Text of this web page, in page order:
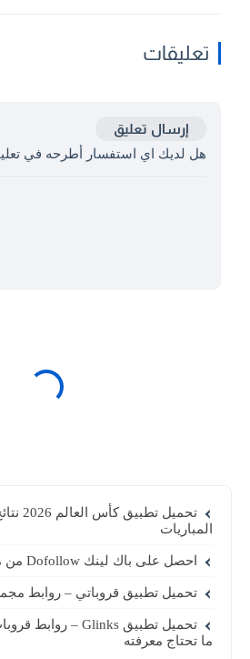
تعليقات
إرسال تعليق
هل لديك اي استفسار أطرحه في
تحميل
المباريات
احصل على باك لينك Dofollow من مدونة عربية DA 54
تحميل تطبيق قروباتي – روابط
ما تحتاج معرفته